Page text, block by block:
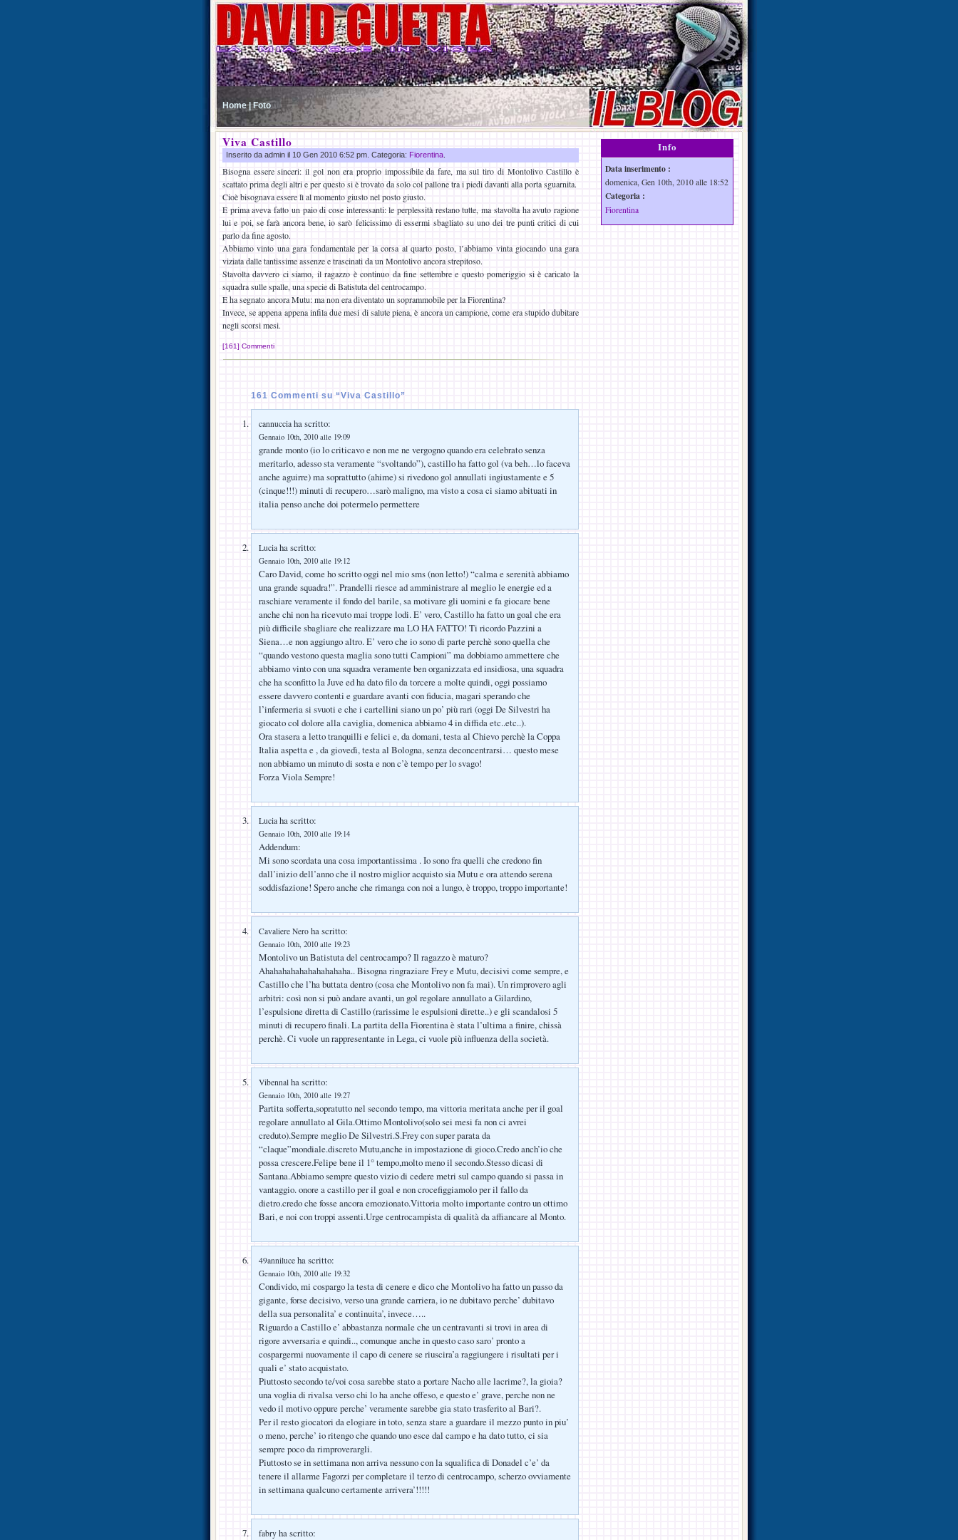
Home | Foto
Viva Castillo
Inserito da admin il 10 Gen 2010 6:52 pm. Categoria: Fiorentina
Bisogna essere sinceri: il gol non era proprio impossibile da fare, ma sul tiro di Montolivo Castillo è
scattato prima degli altri e per questo si è trovato da solo col pallone tra i piedi davanti alla porta sguarnita.
Cioè bisognava essere lì al momento giusto nel posto giusto.
E prima aveva fatto un paio di cose interessanti: le perplessità restano tutte, ma stavolta ha avuto ragione
lui e poi, se farà ancora bene, io sarò felicissimo di essermi sbagliato su uno dei tre punti critici di cui
parlo da fine agosto.
Abbiamo vinto una gara fondamentale per la corsa al quarto posto, l’abbiamo vinta giocando una gara
viziata dalle tantissime assenze e trascinati da un Montolivo ancora strepitoso.
Stavolta davvero ci siamo, il ragazzo è continuo da fine settembre e questo pomeriggio si è caricato la
squadra sulle spalle, una specie di Batistuta del centrocampo.
E ha segnato ancora Mutu: ma non era diventato un soprammobile per la Fiorentina?
Invece, se appena appena infila due mesi di salute piena, è ancora un campione, come era stupido dubitare
negli scorsi mesi.
[161] Commenti
161 Commenti su “Viva Castillo”
cannuccia ha scritto:
Gennaio 10th, 2010 alle 19:09
grande monto (io lo criticavo e non me ne vergogno quando era celebrato senza
meritarlo, adesso sta veramente “svoltando”), castillo ha fatto gol (va beh…lo faceva
anche aguirre) ma soprattutto (ahime) si rivedono gol annullati ingiustamente e 5
(cinque!!!) minuti di recupero…sarò maligno, ma visto a cosa ci siamo abituati in
italia penso anche doi potermelo permettere
Lucia ha scritto:
Gennaio 10th, 2010 alle 19:12
Caro David, come ho scritto oggi nel mio sms (non letto!) “calma e serenità abbiamo
una grande squadra!”. Prandelli riesce ad amministrare al meglio le energie ed a
raschiare veramente il fondo del barile, sa motivare gli uomini e fa giocare bene
anche chi non ha ricevuto mai troppe lodi. E’ vero, Castillo ha fatto un goal che era
più difficile sbagliare che realizzare ma LO HA FATTO! Ti ricordo Pazzini a
Siena…e non aggiungo altro. E’ vero che io sono di parte perchè sono quella che
“quando vestono questa maglia sono tutti Campioni” ma dobbiamo ammettere che
abbiamo vinto con una squadra veramente ben organizzata ed insidiosa, una squadra
che ha sconfitto la Juve ed ha dato filo da torcere a molte quindi, oggi possiamo
essere davvero contenti e guardare avanti con fiducia, magari sperando che
l’infermeria si svuoti e che i cartellini siano un po’ più rari (oggi De Silvestri ha
giocato col dolore alla caviglia, domenica abbiamo 4 in diffida etc..etc..).
Ora stasera a letto tranquilli e felici e, da domani, testa al Chievo perchè la Coppa
Italia aspetta e , da giovedì, testa al Bologna, senza deconcentrarsi… questo mese
non abbiamo un minuto di sosta e non c’è tempo per lo svago!
Forza Viola Sempre!
Lucia ha scritto:
Gennaio 10th, 2010 alle 19:14
Addendum:
Mi sono scordata una cosa importantissima . Io sono fra quelli che credono fin
dall’inizio dell’anno che il nostro miglior acquisto sia Mutu e ora attendo serena
soddisfazione! Spero anche che rimanga con noi a lungo, è troppo, troppo importante!
Cavaliere Nero ha scritto:
Gennaio 10th, 2010 alle 19:23
Montolivo un Batistuta del centrocampo? Il ragazzo è maturo?
Ahahahahahahahahahaha.. Bisogna ringraziare Frey e Mutu, decisivi come sempre, e
Castillo che l’ha buttata dentro (cosa che Montolivo non fa mai). Un rimprovero agli
arbitri: così non si può andare avanti, un gol regolare annullato a Gilardino,
l’espulsione diretta di Castillo (rarissime le espulsioni dirette..) e gli scandalosi 5
minuti di recupero finali. La partita della Fiorentina è stata l’ultima a finire, chissà
perchè. Ci vuole un rappresentante in Lega, ci vuole più influenza della società.
Vibennal ha scritto:
Gennaio 10th, 2010 alle 19:27
Partita sofferta,sopratutto nel secondo tempo, ma vittoria meritata anche per il goal
regolare annullato al Gila.Ottimo Montolivo(solo sei mesi fa non ci avrei
creduto).Sempre meglio De Silvestri.S.Frey con super parata da
“claque”mondiale.discreto Mutu,anche in impostazione di gioco.Credo anch’io che
possa crescere.Felipe bene il 1° tempo,molto meno il secondo.Stesso dicasi di
Santana.Abbiamo sempre questo vizio di cedere metri sul campo quando si passa in
vantaggio. onore a castillo per il goal e non crocefiggiamolo per il fallo da
dietro.credo che fosse ancora emozionato.Vittoria molto importante contro un ottimo
Bari, e noi con troppi assenti.Urge centrocampista di qualità da affiancare al Monto.
49anniluce ha scritto:
Gennaio 10th, 2010 alle 19:32
Condivido, mi cospargo la testa di cenere e dico che Montolivo ha fatto un passo da
gigante, forse decisivo, verso una grande carriera, io ne dubitavo perche’ dubitavo
della sua personalita’ e continuita’, invece…..
Riguardo a Castillo e’ abbastanza normale che un centravanti si trovi in area di
rigore avversaria e quindi.., comunque anche in questo caso saro’ pronto a
cospargermi nuovamente il capo di cenere se riuscira’a raggiungere i risultati per i
quali e’ stato acquistato.
Piuttosto secondo te/voi cosa sarebbe stato a portare Nacho alle lacrime?, la gioia?
una voglia di rivalsa verso chi lo ha anche offeso, e questo e’ grave, perche non ne
vedo il motivo oppure perche’ veramente sarebbe gia stato trasferito al Bari?.
Per il resto giocatori da elogiare in toto, senza stare a guardare il mezzo punto in piu’
o meno, perche’ io ritengo che quando uno esce dal campo e ha dato tutto, ci sia
sempre poco da rimproverargli.
Piuttosto se in settimana non arriva nessuno con la squalifica di Donadel c’e’ da
tenere il allarme Fagorzi per completare il terzo di centrocampo, scherzo ovviamente
in settimana qualcuno certamente arrivera’!!!!!
fabry ha scritto:
Info
Data inserimento :
domenica, Gen 10th, 2010 alle 18:52
Categoria :
Fiorentina